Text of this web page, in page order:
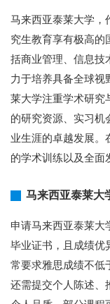
马来西亚泰莱大学，
究生教育享有极高的
括商业管理、信息技
力于培养具备全球视
莱大学注重学术研究
的研究资源、实习机
业生涯的卓越发展。
的学术训练以及全面
马来西亚泰莱大
申请马来西亚泰莱大
毕业证书，且成绩优
常要求雅思成绩不低
还需提交个人陈述、